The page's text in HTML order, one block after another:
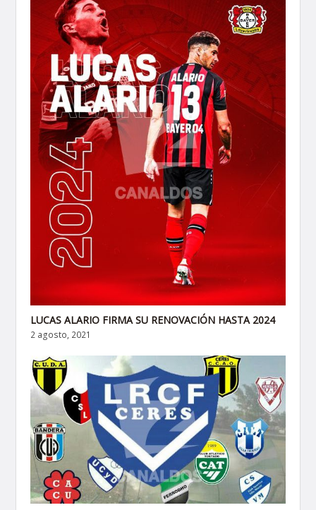
LUCAS ALARIO FIRMA SU RENOVACIÓN HASTA 2024
2 agosto, 2021